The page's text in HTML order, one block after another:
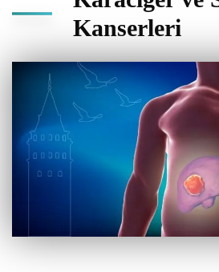
Kanserleri